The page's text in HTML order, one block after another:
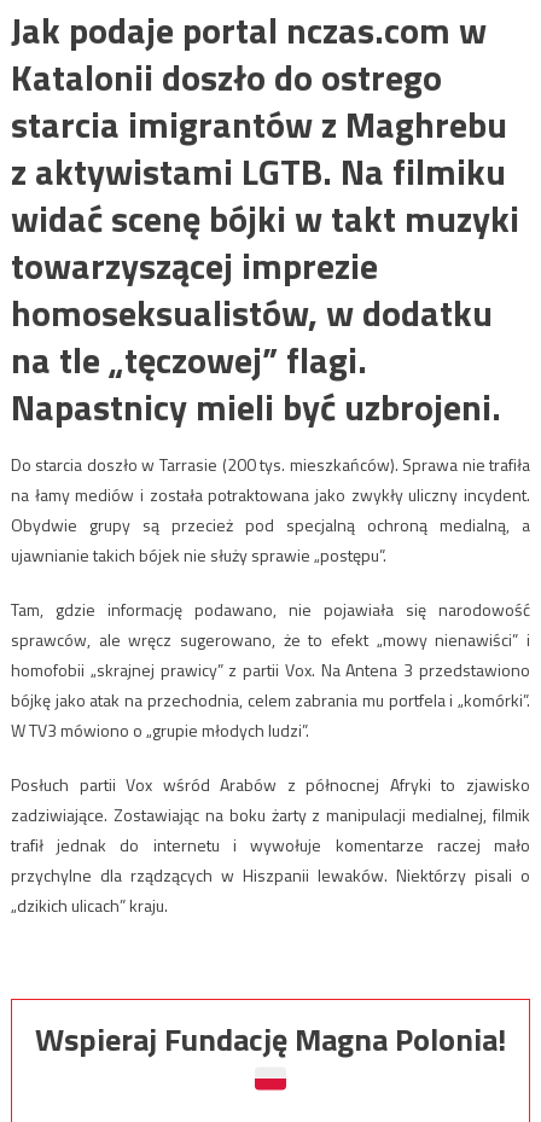
Jak podaje portal nczas.com w
Katalonii doszło do ostrego
starcia imigrantów z Maghrebu
z aktywistami LGTB. Na filmiku
widać scenę bójki w takt muzyki
towarzyszącej imprezie
homoseksualistów, w dodatku
na tle „tęczowej” flagi.
Napastnicy mieli być uzbrojeni.
Do starcia doszło w Tarrasie (200 tys. mieszkańców). Sprawa nie trafiła
na łamy mediów i została potraktowana jako zwykły uliczny incydent.
Obydwie grupy są przecież pod specjalną ochroną medialną, a
ujawnianie takich bójek nie służy sprawie „postępu”.
Tam, gdzie informację podawano, nie pojawiała się narodowość
sprawców, ale wręcz sugerowano, że to efekt „mowy nienawiści” i
homofobii „skrajnej prawicy” z partii Vox. Na Antena 3 przedstawiono
bójkę jako atak na przechodnia, celem zabrania mu portfela i „komórki”.
W TV3 mówiono o „grupie młodych ludzi”.
Posłuch partii Vox wśród Arabów z północnej Afryki to zjawisko
zadziwiające. Zostawiając na boku żarty z manipulacji medialnej, filmik
trafił jednak do internetu i wywołuje komentarze raczej mało
przychylne dla rządzących w Hiszpanii lewaków. Niektórzy pisali o
„dzikich ulicach” kraju.
Wspieraj Fundację Magna Polonia!